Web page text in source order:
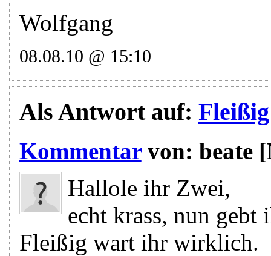
Wolfgang
08.08.10 @ 15:10
Als Antwort auf:
Kommentarvon: beate
Hallole ihr Zwei,
echt krass, nun gebt
Fleißig wart ihr wirklich.